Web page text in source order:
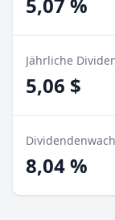
Jährliche
5,06 $
8,04 %